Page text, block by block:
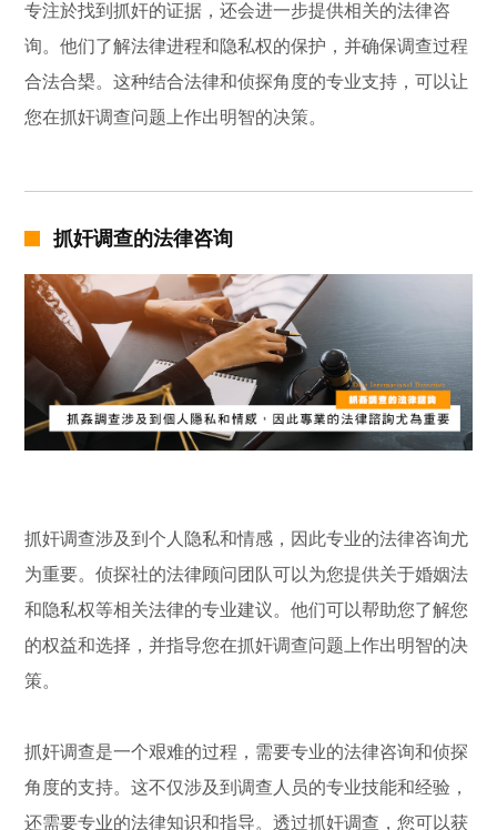
专注於找到抓奸的证据，还会进一步提供相关的法律咨
询。他们了解法律进程和隐私权的保护，并确保调查过程
合法合槼。这种结合法律和侦探角度的专业支持，可以让
您在抓奸调查问题上作出明智的决策。
抓奸调查的法律咨询
抓奸调查涉及到个人隐私和情感，因此专业的法律咨询尤
为重要。侦探社的法律顾问团队可以为您提供关于婚姻法
和隐私权等相关法律的专业建议。他们可以帮助您了解您
的权益和选择，并指导您在抓奸调查问题上作出明智的决
策。
抓奸调查是一个艰难的过程，需要专业的法律咨询和侦探
角度的支持。这不仅涉及到调查人员的专业技能和经验，
还需要专业的法律知识和指导。透过抓奸调查，您可以获